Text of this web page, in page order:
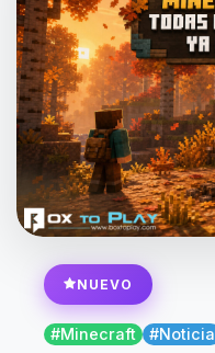
NUEVO
#Minecraft #Noticia